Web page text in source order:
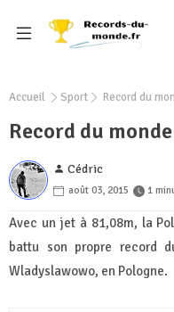
Accueil Sport Record du
Record du
Cédric
août 03, 2015 1
Avec un jet à 81,08m, la
battu son propre record
Wladyslawowo, en Pologne.